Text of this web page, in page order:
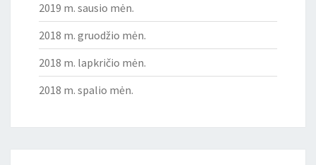
2019 m. sausio mėn.
2018 m. gruodžio mėn.
2018 m. lapkričio mėn.
2018 m. spalio mėn.